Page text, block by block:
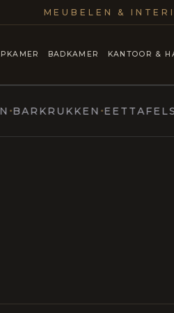
MEUBELEN &
BADKAMER KANTOOR &
EETTAFELS